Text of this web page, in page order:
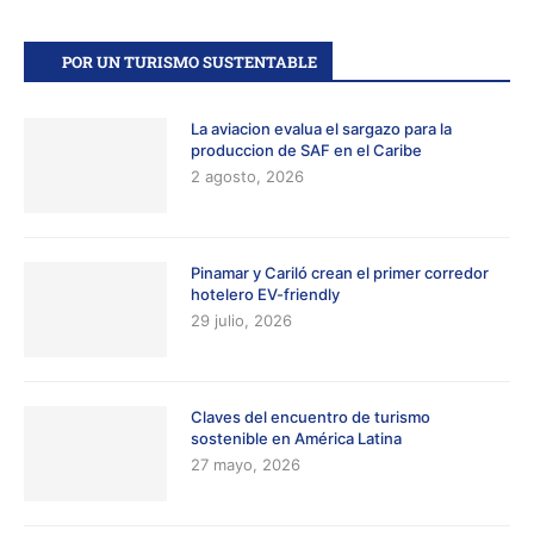
POR UN TURISMO SUSTENTABLE
La aviacion evalua el sargazo para la
produccion de SAF en el Caribe
2 agosto, 2026
Pinamar y Cariló crean el primer corredor
hotelero EV-friendly
29 julio, 2026
Claves del encuentro de turismo
sostenible en América Latina
27 mayo, 2026